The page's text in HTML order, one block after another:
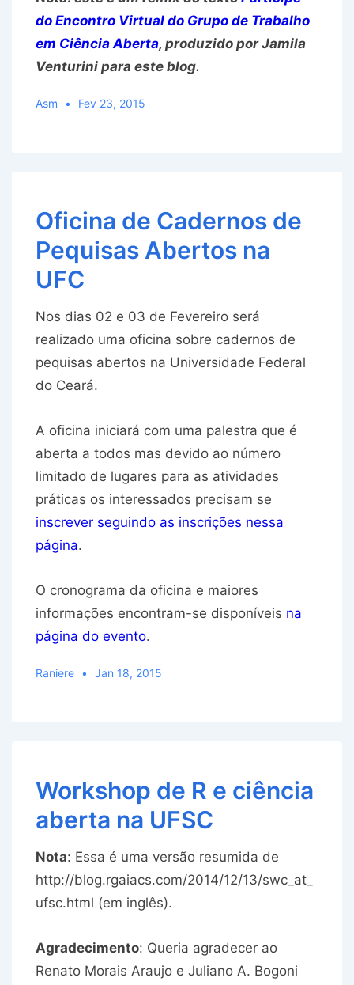
do Encontro Virtual do Grupo de Trabalho
em Ciência Aberta, produzido por Jamila
Venturini para este blog.
Asm Fev 23, 2015
Oficina de Cadernos de
Pequisas Abertos na
UFC
Nos dias 02 e 03 de Fevereiro será
realizado uma oficina sobre cadernos de
pequisas abertos na Universidade Federal
do Ceará.
A oficina iniciará com uma palestra que é
aberta a todos mas devido ao número
limitado de lugares para as atividades
práticas os interessados precisam se
inscrever seguindo as inscrições nessa
página.
O cronograma da oficina e maiores
informações encontram-se disponíveis na
página do evento.
Raniere Jan 18, 2015
Workshop de R e ciência
aberta na UFSC
Nota: Essa é uma versão resumida de
http://blog.rgaiacs.com/2014/12/13/swc_at_
ufsc.html (em inglês).
Agradecimento: Queria agradecer ao
Renato Morais Araujo e Juliano A. Bogoni